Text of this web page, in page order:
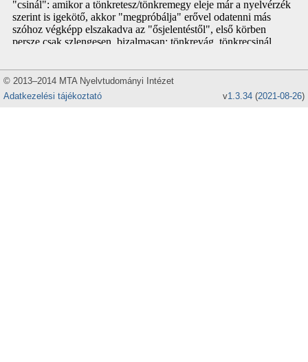
© 2013–2014 MTA Nyelvtudományi Intézet
Adatkezelési tájékoztató
v1.3.34 (2021-08-26)